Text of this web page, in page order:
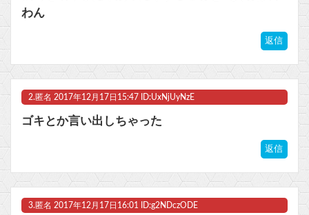
【ポケモンGO】「色違い000個体」とかい逆にレアな個体
マスク 十兆円を失う‥投資家「アメリカ党？バカかコイツw」
Powered by livedoor 相互RSS
わん
返信
2. 匿名 2017年12月17日15:47 ID:UxNjUyNzE
ゴキとか言い出しちゃった
返信
3. 匿名 2017年12月17日16:01 ID:g2NDczODE